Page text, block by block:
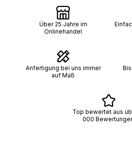
Über 25 Jahre im
Onlinehandel
Anfertigung bei uns immer
auf Maß
Top bewertet aus
000